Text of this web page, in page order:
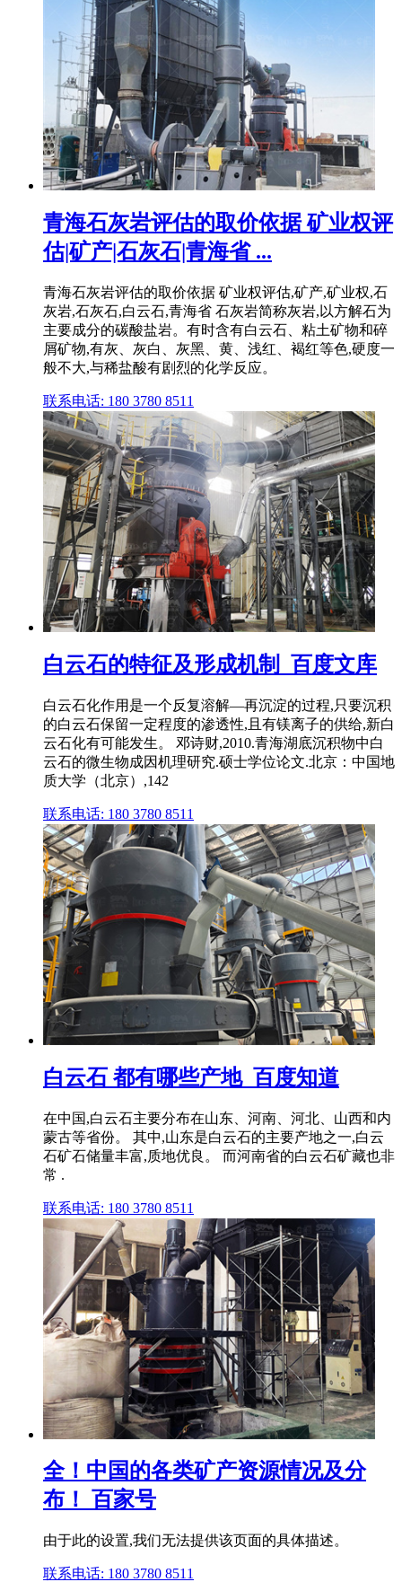
青海石灰岩评估的取价依据 矿业权评
估|矿产|石灰石|青海省 ...
青海石灰岩评估的取价依据 矿业权评估,矿产,矿业权,石
灰岩,石灰石,白云石,青海省 石灰岩简称灰岩,以方解石为
主要成分的碳酸盐岩。有时含有白云石、粘土矿物和碎
屑矿物,有灰、灰白、灰黑、黄、浅红、褐红等色,硬度一
般不大,与稀盐酸有剧烈的化学反应。
联系电话: 180 3780 8511
白云石的特征及形成机制_百度文库
白云石化作用是一个反复溶解—再沉淀的过程,只要沉积
的白云石保留一定程度的渗透性,且有镁离子的供给,新白
云石化有可能发生。 邓诗财,2010.青海湖底沉积物中白
云石的微生物成因机理研究.硕士学位论文.北京：中国地
质大学（北京）,142
联系电话: 180 3780 8511
白云石 都有哪些产地_百度知道
在中国,白云石主要分布在山东、河南、河北、山西和内
蒙古等省份。 其中,山东是白云石的主要产地之一,白云
石矿石储量丰富,质地优良。 而河南省的白云石矿藏也非
常 .
联系电话: 180 3780 8511
全！中国的各类矿产资源情况及分
布！ 百家号
由于此的设置,我们无法提供该页面的具体描述。
联系电话: 180 3780 8511